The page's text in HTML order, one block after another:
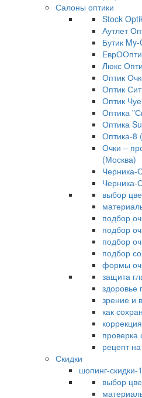
Салоны оптики
Stock
Аутлет
Бутик
Люкс
Оптик
Оптик
Оптик
Оптика
Оптика
Оптика-8
Очки –
(Москва)
Черника-
Черника-
выбор
подбор
подбор
подбор
подбор
формы
защита
здоровье
зрение и
как
проверка
рецепт
Скидки
шопинг-скидки-1
выбор